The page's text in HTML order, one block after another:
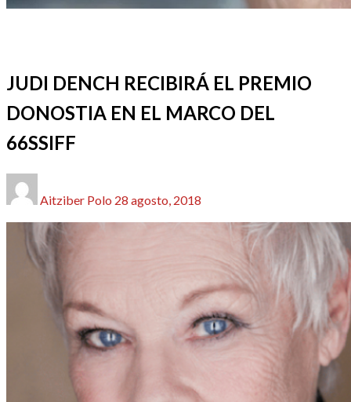
JUDI DENCH RECIBIRÁ EL PREMIO
DONOSTIA EN EL MARCO DEL
66SSIFF
Aitziber Polo el
28 agosto, 2018